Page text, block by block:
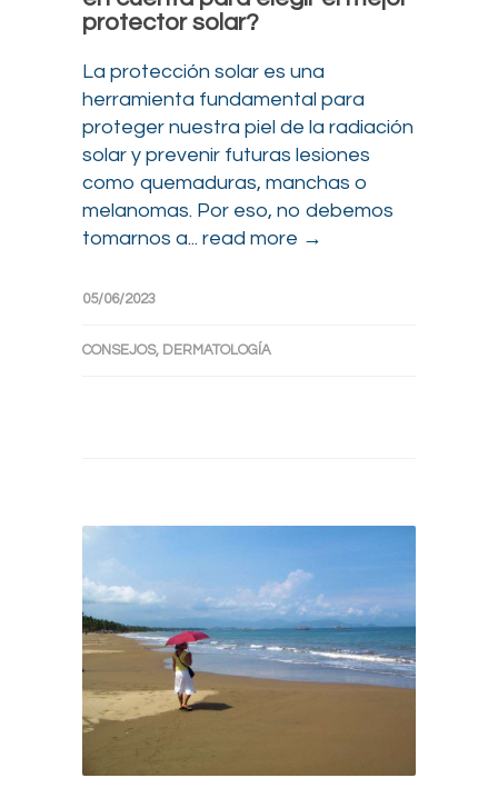
protector solar?
La protección solar es una
herramienta fundamental para
proteger nuestra piel de la radiación
solar y prevenir futuras lesiones
como quemaduras, manchas o
melanomas. Por eso, no debemos
tomarnos a... read more →
05/06/2023
CONSEJOS, DERMATOLOGÍA